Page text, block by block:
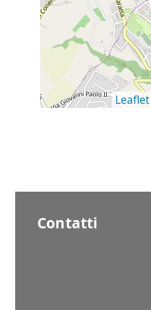
Leaflet
Contatti